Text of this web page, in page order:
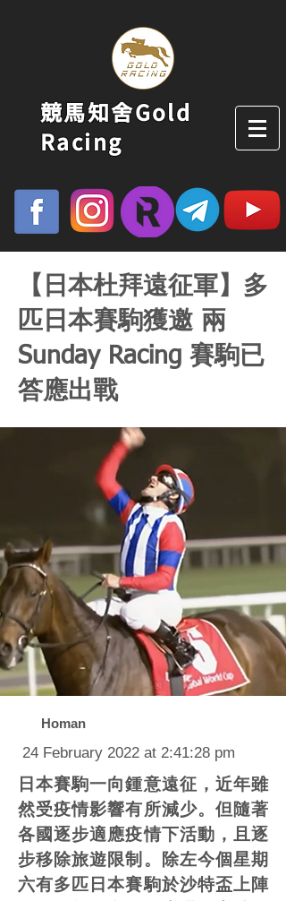
競馬知舍Gold
Racing
【日本杜拜遠征軍】多
匹日本賽駒獲邀 兩
Sunday Racing 賽駒已
答應出戰
Homan
24 February 2022 at 2:41:28 pm
日本賽駒一向鍾意遠征，近年雖
然受疫情影響有所減少。但隨著
各國逐步適應疫情下活動，且逐
步移除旅遊限制。除左今個星期
六有多匹日本賽駒於沙特盃上陣